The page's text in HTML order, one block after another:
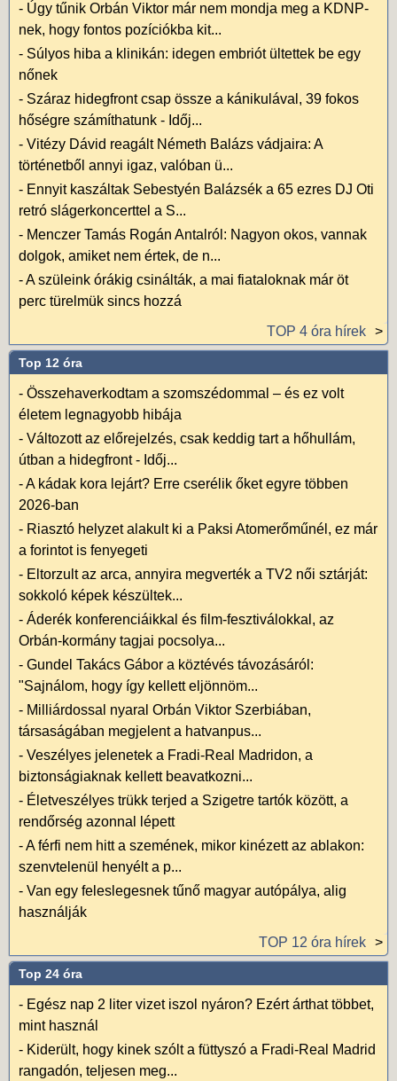
- Úgy tűnik Orbán Viktor már nem mondja meg a KDNP-
nek, hogy fontos pozíciókba kit...
- Súlyos hiba a klinikán: idegen embriót ültettek be egy
nőnek
- Száraz hidegfront csap össze a kánikulával, 39 fokos
hőségre számíthatunk - Időj...
- Vitézy Dávid reagált Németh Balázs vádjaira: A
történetből annyi igaz, valóban ü...
- Ennyit kaszáltak Sebestyén Balázsék a 65 ezres DJ Oti
retró slágerkoncerttel a S...
- Menczer Tamás Rogán Antalról: Nagyon okos, vannak
dolgok, amiket nem értek, de n...
-A szüleink órákig csinálták, a mai fiataloknak már öt
perc türelmük sincs hozzá
TOP 4 óra hírek
Top 12 óra
- Összehaverkodtam a szomszédommal – és ez volt
életem legnagyobb hibája
- Változott az előrejelzés, csak keddig tart a hőhullám,
útban a hidegfront - Időj...
-A kádak kora lejárt? Erre cserélik őket egyre többen
2026-ban
- Riasztó helyzet alakult ki a Paksi Atomerőműnél, ez már
a forintot is fenyegeti
- Eltorzult az arca, annyira megverték a TV2 női sztárját:
sokkoló képek készültek...
- Áderék konferenciáikkal és film-fesztiválokkal, az
Orbán-kormány tagjai pocsolya...
- Gundel Takács Gábor a köztévés távozásáról:
"Sajnálom, hogy így kellett eljönnöm...
- Milliárdossal nyaral Orbán Viktor Szerbiában,
társaságában megjelent a hatvanpus...
- Veszélyes jelenetek a Fradi-Real Madridon, a
biztonságiaknak kellett beavatkozni...
- Életveszélyes trükk terjed a Szigetre tartók között, a
rendőrség azonnal lépett
-A férfi nem hitt a szemének, mikor kinézett az ablakon:
szenvtelenül henyélt a p...
- Van egy feleslegesnek tűnő magyar autópálya, alig
használják
TOP 12 óra hírek
Top 24 óra
- Egész nap 2 liter vizet iszol nyáron? Ezért árthat többet,
mint használ
- Kiderült, hogy kinek szólt a füttyszó a Fradi-Real Madrid
rangadón, teljesen meg...